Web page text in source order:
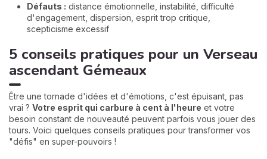
Défauts : distance émotionnelle, instabilité, difficulté
d'engagement, dispersion, esprit trop critique,
scepticisme excessif
5 conseils pratiques pour un Verseau
ascendant Gémeaux
Être une tornade d'idées et d'émotions, c'est épuisant, pas
vrai ? Votre esprit qui carbure à cent à l'heure et votre
besoin constant de nouveauté peuvent parfois vous jouer des
tours. Voici quelques conseils pratiques pour transformer vos
"défis" en super-pouvoirs !